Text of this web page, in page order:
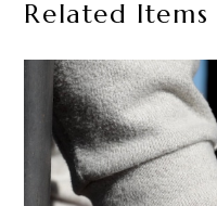
Related Items